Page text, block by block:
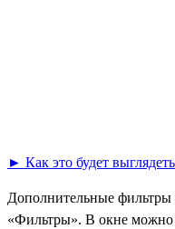
► Как это будет
Дополнительные фильтры
«Фильтры». В окне можно